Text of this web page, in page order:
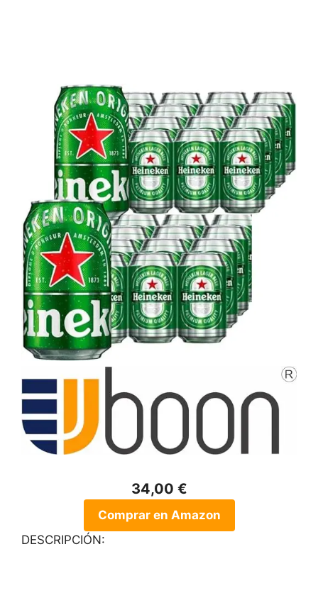
34,00 €
Comprar en Amazon
DESCRIPCIÓN: